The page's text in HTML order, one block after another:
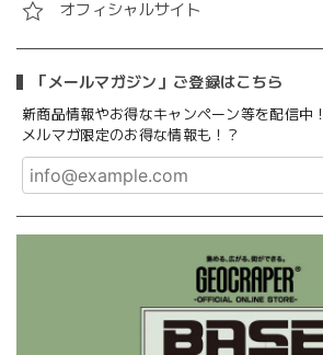
オフィシャルサイト
「メールマガジン」ご登録はこちら
新商品情報やお得なキャンペーン等を配信中！
メルマガ限定のお得な情報も！？